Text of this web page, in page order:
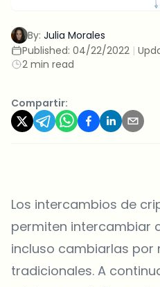
By: Julia Morales
Published: 04/22/2022 |
2 min read
Compartir:
Los intercambios de
permiten intercambiar
incluso cambiarlas por
tradicionales. A